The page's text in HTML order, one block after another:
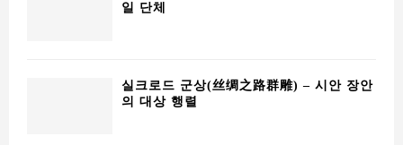
일 단체
실크로드 군상(丝绸之路群雕) – 시안 장안
의 대상 행렬